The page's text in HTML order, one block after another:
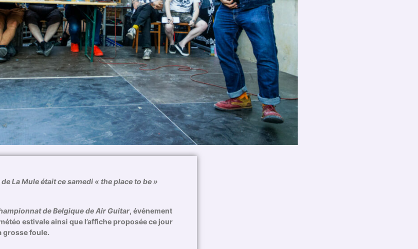
La Mule était ce samedi « the place to be »
de Belgique de Air Guitar, événement
estivale ainsi que l’affiche proposée ce jour
grosse foule.